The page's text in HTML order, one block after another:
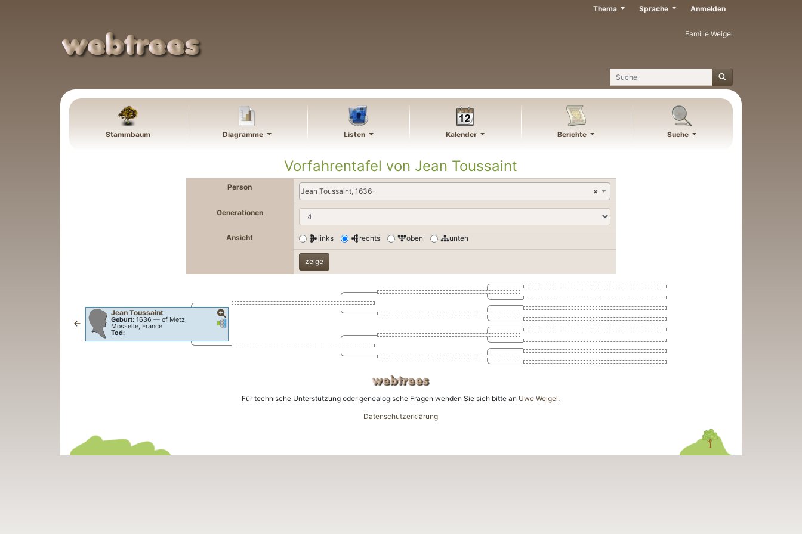
Familie Weigel
Suche
Thema Sprache Anmelden
Stammbaum Diagramme Listen Kalender Berichte Suche
Vorfahrentafel von Jean Toussaint
Person ×
Jean Toussaint, 1636–
Generationen
Ansicht links rechts oben unten
Verknüpfungen
Verknüpfungen
Jean Toussaint
Geburt: 1636 — of Metz,
Mosselle, France
Tod:
Für technische Unterstützung oder genealogische Fragen wenden Sie sich bitte an Uwe Weigel.
Datenschutzerklärung